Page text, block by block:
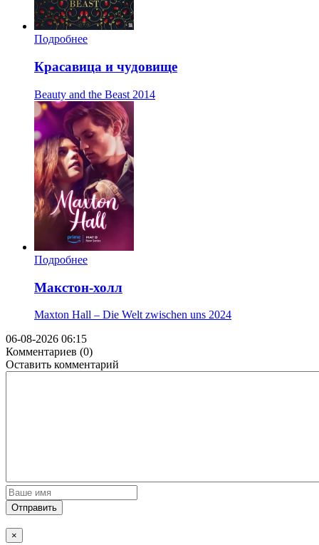
Подробнее
Красавица и чудовище
Beauty and the Beast 2014
Подробнее
Макстон-холл
Maxton Hall – Die Welt zwischen uns 2024
06-08-2026 06:15
Комментариев (0)
Оставить комментарий
Отправить
×